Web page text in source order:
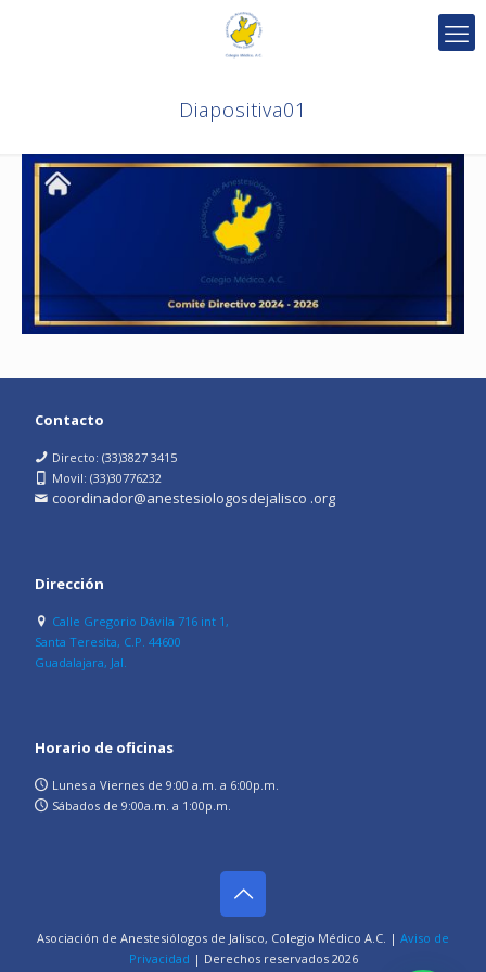
Diapositiva01
Contacto
Directo: (33)3827 3415
Movil: (33)30776232
coordinador@anestesiologosdejalisco .org
Dirección
Calle Gregorio Dávila 716 int 1,
Santa Teresita, C.P. 44600
Guadalajara, Jal.
Horario de oficinas
Lunes a Viernes de 9:00 a.m. a 6:00p.m.
Sábados de 9:00a.m. a 1:00p.m.
Asociación de Anestesiólogos de Jalisco, Colegio Médico A.C. | Aviso de
Privacidad | Derechos reservados 2026